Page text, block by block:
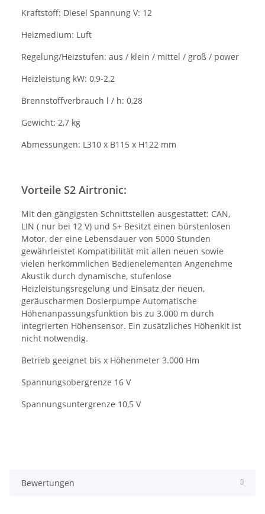
Kraftstoff: Diesel Spannung V: 12
Heizmedium: Luft
Regelung/Heizstufen: aus / klein / mittel / groß / power
Heizleistung kW: 0,9-2,2
Brennstoffverbrauch l / h: 0,28
Gewicht: 2,7 kg
Abmessungen: L310 x B115 x H122 mm
Vorteile S2 Airtronic:
Mit den gängigsten Schnittstellen ausgestattet: CAN,
LIN ( nur bei 12 V) und S+ Besitzt einen bürstenlosen
Motor, der eine Lebensdauer von 5000 Stunden
gewährleistet Kompatibilität mit allen neuen sowie
vielen herkömmlichen Bedienelementen Angenehme
Akustik durch dynamische, stufenlose
Heizleistungsregelung und Einsatz der neuen,
geräuscharmen Dosierpumpe Automatische
Höhenanpassungsfunktion bis zu 3.000 m durch
integrierten Höhensensor. Ein zusätzliches Höhenkit ist
nicht notwendig.
Betrieb geeignet bis x Höhenmeter 3.000 Hm
Spannungsobergrenze 16 V
Spannungsuntergrenze 10,5 V
Bewertungen